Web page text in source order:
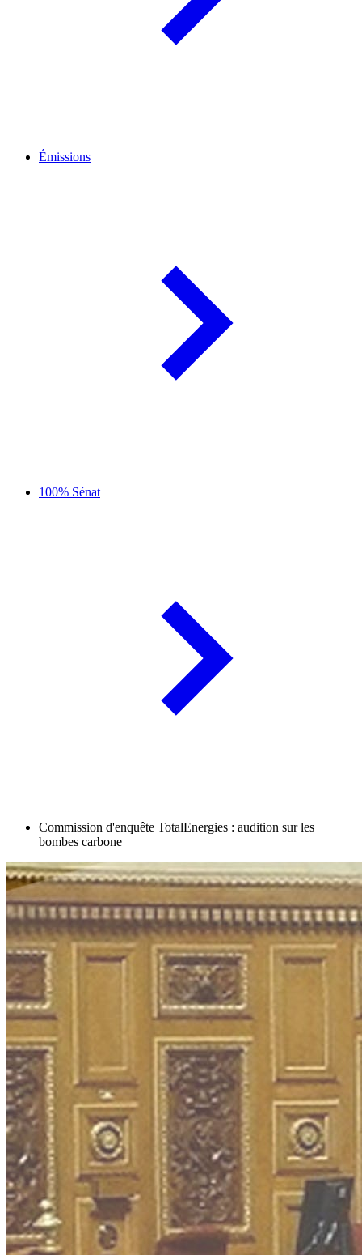
Émissions
100% Sénat
Commission d'enquête TotalEnergies : audition sur les
bombes carbone